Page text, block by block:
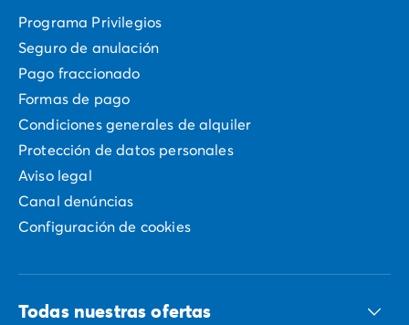
Programa Privilegios
Seguro de anulación
Pago fraccionado
Formas de pago
Condiciones generales de alquiler
Protección de datos personales
Aviso legal
Canal denúncias
Configuración de cookies
Todas nuestras ofertas